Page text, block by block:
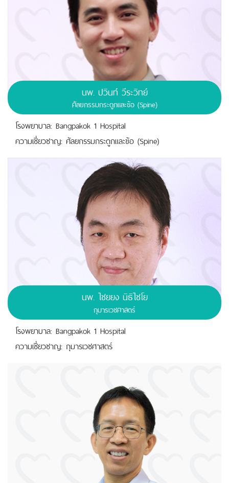
นพ. ปวินท์ วีระวิทย์
ศัลยกรรมกระดูกและข้อ (Spine)
โรงพยาบาล: Bangpakok 1 Hospital
ความเชี่ยวชาญ: ศัลยกรรมกระดูกและข้อ (Spine)
นพ. ไชยยง นิธิไชโย
กุมารเวชศาสตร์
โรงพยาบาล: Bangpakok 1 Hospital
ความเชี่ยวชาญ: กุมารเวชศาสตร์